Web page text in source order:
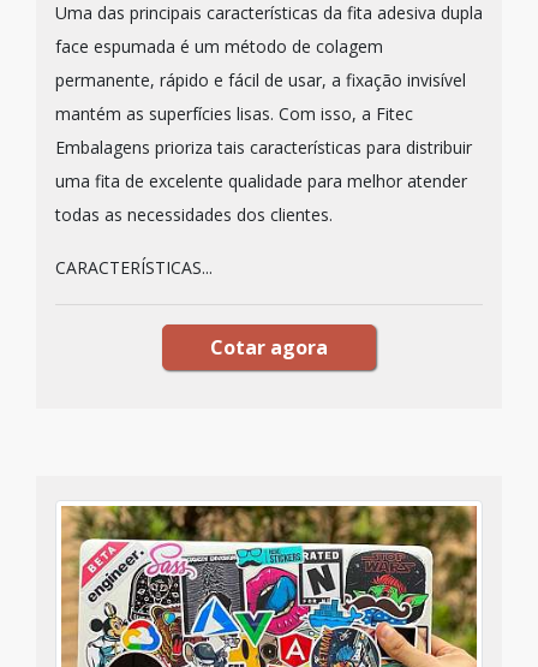
Uma das principais características da fita adesiva dupla
face espumada é um método de colagem
permanente, rápido e fácil de usar, a fixação invisível
mantém as superfícies lisas. Com isso, a Fitec
Embalagens prioriza tais características para distribuir
uma fita de excelente qualidade para melhor atender
todas as necessidades dos clientes.
CARACTERÍSTICAS...
Cotar agora